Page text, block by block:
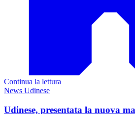
Continua la lettura
News Udinese
Udinese, presentata la nuova